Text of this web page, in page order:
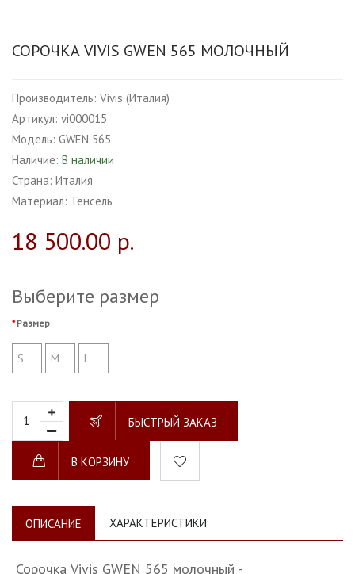
СОРОЧКА VIVIS GWEN 565 МОЛОЧНЫЙ
Производитель: Vivis (Италия)
Артикул: vi000015
Модель: GWEN 565
Наличие: В наличии
Страна: Италия
Материал: Тенсель
18 500.00 р.
Выберите размер
Размер
S M L
БЫСТРЫЙ ЗАКАЗ
В КОРЗИНУ
ОПИСАНИЕ ХАРАКТЕРИСТИКИ
Сорочка Vivis GWEN 565 молочный -